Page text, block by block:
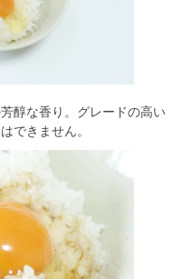
醇な香り。グレードの高い
できません。